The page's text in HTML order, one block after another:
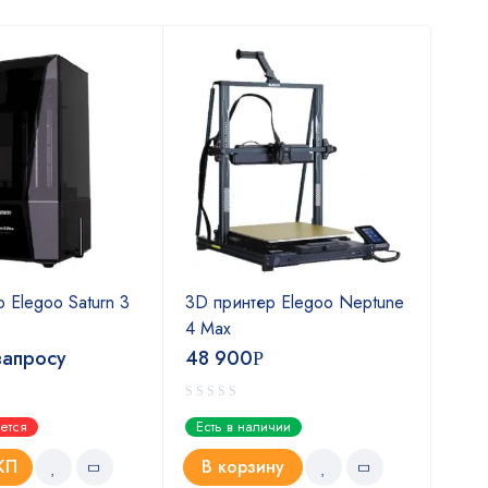
Elegoo Saturn 3
3D принтер Elegoo Neptune
4 Max
48 900Р
Есть в наличии
В корзину